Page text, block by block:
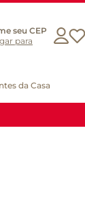
seu CEP
para
da Casa